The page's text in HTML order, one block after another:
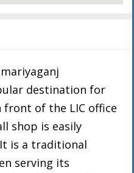
destination for
front of the LIC office
shop is easily
is a traditional
serving its